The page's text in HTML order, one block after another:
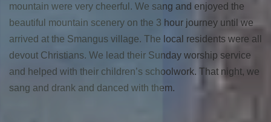
mountain were very cheerful. We sang and enjoyed the
beautiful mountain scenery on the 3 hour journey until we
arrived at the Smangus village. The local residents were all
devout Christians. We lead their Sunday worship service
and helped with their children’s schoolwork. That night, we
sang and drank and danced with them.